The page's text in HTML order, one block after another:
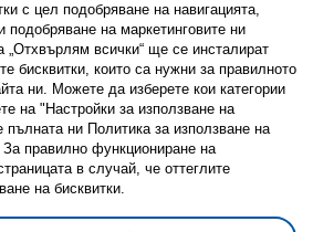
Instagram
на бисквитки (Cookies)
за използване на бисквитки
с цел подобряване на навигацията,
на маркетинговите ни
„Отхвърлям всички“ ще се инсталират
бисквитки, които са нужни за правилното
ни. Можете да изберете кои категории
на "Настройки за използване на
пълната ни Политика за използване на
За правилно функциониране на
в случай, че оттеглите
на бисквитки.